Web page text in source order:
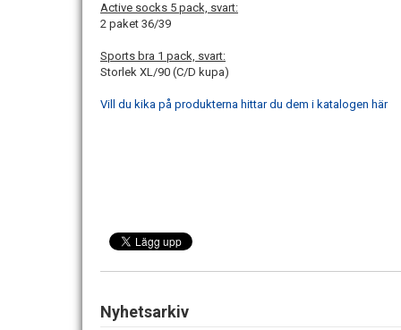
Active socks 5 pack, svart:
2 paket 36/39
Sports bra 1 pack, svart:
Storlek XL/90 (C/D kupa)
Vill du kika på produkterna hittar du dem i katalogen här
Nyhetsarkiv